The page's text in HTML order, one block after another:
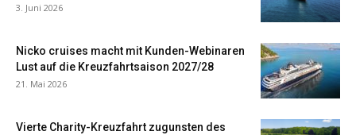
3. Juni 2026
Nicko cruises macht mit Kunden-Webinaren
Lust auf die Kreuzfahrtsaison 2027/28
21. Mai 2026
Vierte Charity-Kreuzfahrt zugunsten des